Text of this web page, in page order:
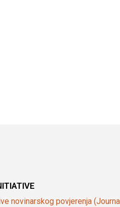
novinarskog povjerenja